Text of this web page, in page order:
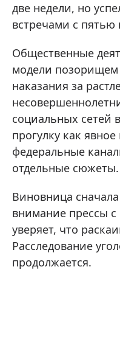
две недели, но
встречами с пятью
Общественные
модели позорищем
наказания за
социальных сетей
прогулку как
федеральные
отдельные сюжеты.
Виновница
внимание прессы
уверяет, что
Расследование
продолжается.